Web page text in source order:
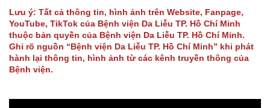
Lưu ý: Tất cả thông tin, hình ảnh trên Website, Fanpage,
YouTube, TikTok của Bệnh viện Da Liễu TP. Hồ Chí Minh
thuộc bản quyền của Bệnh viện Da Liễu TP. Hồ Chí Minh.
Ghi rõ nguồn “Bệnh viện Da Liễu TP. Hồ Chí Minh” khi phát
hành lại thông tin, hình ảnh từ các kênh truyền thông của
Bệnh viện.